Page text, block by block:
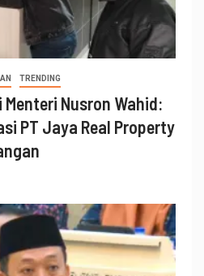
TRENDING
Nusron Wahid:
PT Jaya Real Property